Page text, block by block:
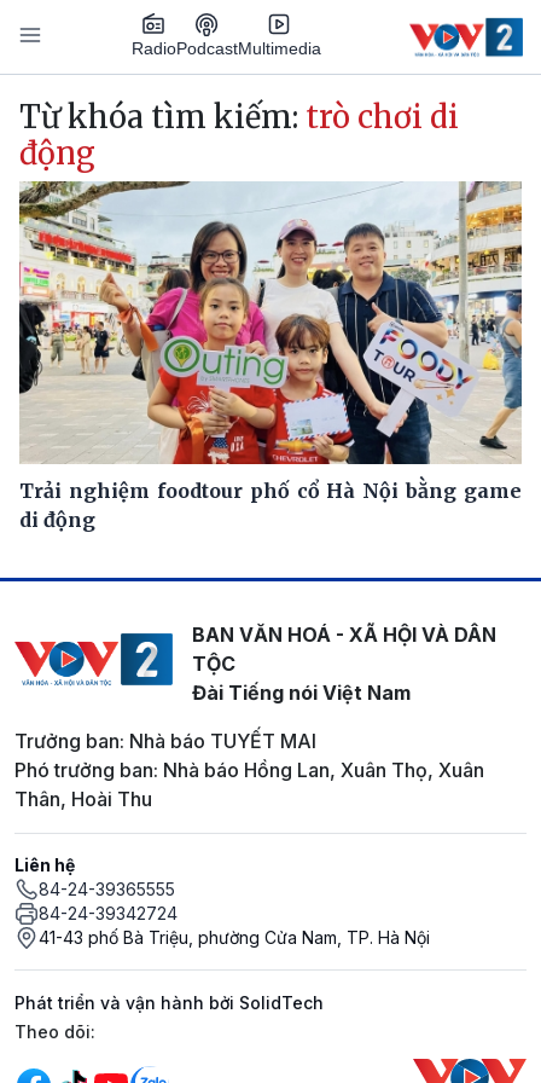
Nhảy đến nội dung
RadioPodcastMultimedia
Main navigation
Từ khóa tìm kiếm: trò chơi di
động
Trải nghiệm foodtour phố cổ Hà Nội bằng game
di động
BAN VĂN HOÁ - XÃ HỘI VÀ DÂN
TỘC
Đài Tiếng nói Việt Nam
Trưởng ban: Nhà báo TUYẾT MAI
Phó trưởng ban: Nhà báo Hồng Lan, Xuân Thọ, Xuân
Thân, Hoài Thu
Liên hệ
84-24-39365555
84-24-39342724
41-43 phố Bà Triệu, phường Cửa Nam, TP. Hà Nội
Phát triển và vận hành bởi SolidTech
Mạng xã hội
Theo dõi: